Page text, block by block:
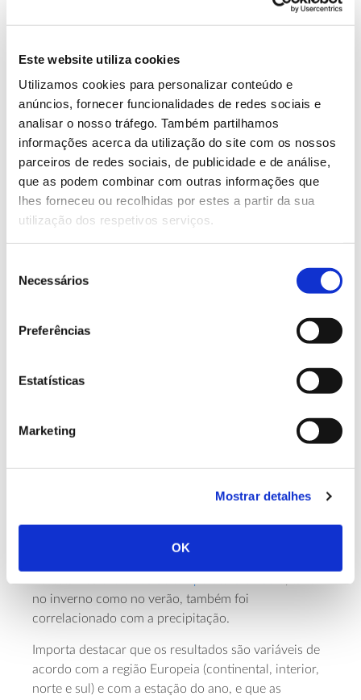
Este website utiliza cookies
Utilizamos cookies para personalizar conteúdo e
anúncios, fornecer funcionalidades de redes sociais e
analisar o nosso tráfego. Também partilhamos
informações acerca da utilização do site com os nossos
parceiros de redes sociais, de publicidade e de análise,
que as podem combinar com outras informações que
lhes forneceu ou recolhidas por estes a partir da sua
utilização dos respetivos serviços.
Necessários
Preferências
Estatísticas
Marketing
Mostrar detalhes
OK
Em termos globais, os resultados sugerem que a
promover um aumento de precipitação no verão, em
aumentado devido às alterações climáticas.
árvores nos movimentos das massas de ar e com o
facto de asárvores promoverem mais
do que outras formas de
no inverno como no verão, também foi
correlacionado com a precipitação.
Importa destacar que os resultados são variáveis de
acordo com a região Europeia (continental, interior,
norte e sul) e com a estação do ano, e que as